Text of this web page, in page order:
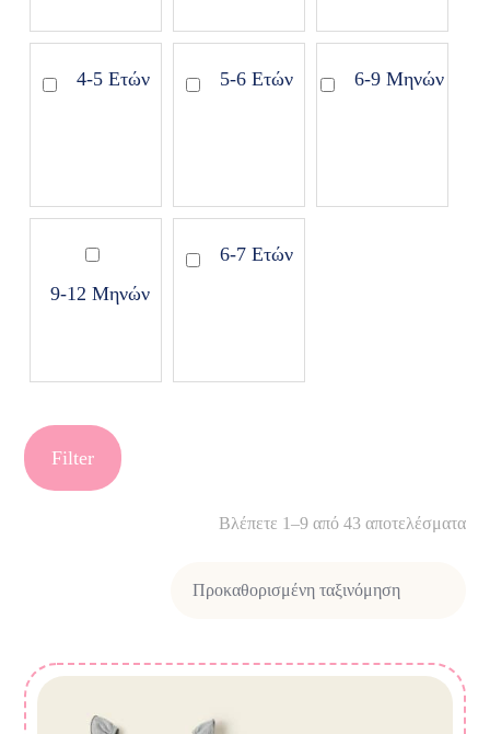
Βλέπετε 1–9 από 43 αποτελέσματα
4-5 Ετών 5-6 Ετών 6-9 Μηνών
9-12 Μηνών
6-7 Ετών
Filter